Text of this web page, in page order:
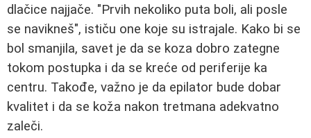
dlačice najjače. "Prvih nekoliko puta boli, ali posle
se navikneš", ističu one koje su istrajale. Kako bi se
bol smanjila, savet je da se koza dobro zategne
tokom postupka i da se kreće od periferije ka
centru. Takođe, važno je da epilator bude dobar
kvalitet i da se koža nakon tretmana adekvatno
zaleči.